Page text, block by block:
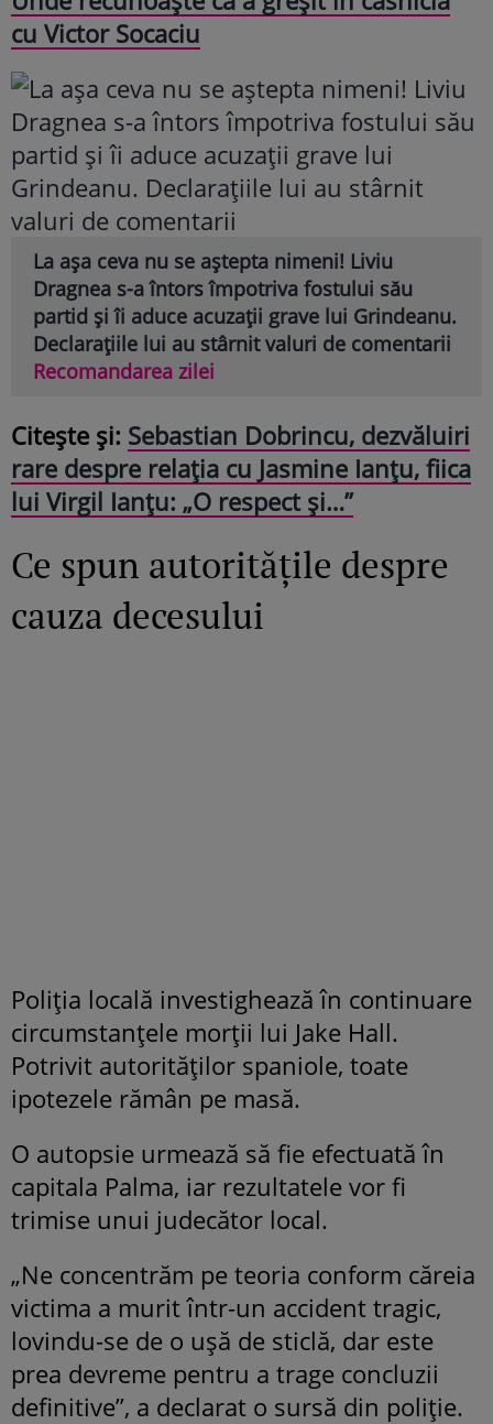
cu Victor Socaciu
La așa ceva nu se aștepta nimeni! Liviu
Dragnea s-a întors împotriva fostului său
partid și îi aduce acuzații grave lui Grindeanu.
Declarațiile lui au stârnit valuri de comentarii
Recomandarea zilei
Citește și: Sebastian Dobrincu, dezvăluiri
rare despre relația cu Jasmine Ianțu, fiica
lui Virgil Ianțu: „O respect și…”
Ce spun autoritățile despre
cauza decesului
Poliția locală investighează în continuare
circumstanțele morții lui Jake Hall.
Potrivit autorităților spaniole, toate
ipotezele rămân pe masă.
O autopsie urmează să fie efectuată în
capitala Palma, iar rezultatele vor fi
trimise unui judecător local.
„Ne concentrăm pe teoria conform căreia
victima a murit într-un accident tragic,
lovindu-se de o ușă de sticlă, dar este
prea devreme pentru a trage concluzii
definitive”, a declarat o sursă din poliție.